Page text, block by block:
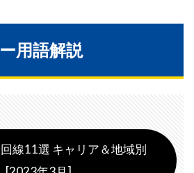
用語解説
線11選 キャリア＆地域別